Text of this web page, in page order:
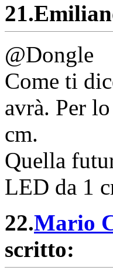
21.
@Dongle
Come ti
avrà. Per
cm.
Quella
LED da 1
22.Mario
scritto: